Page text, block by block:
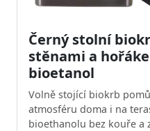
Černý stolní
stěnami a
bioetanol
Volně stojící biokrb
atmosféru doma i na
bioethanolu bez kouře a